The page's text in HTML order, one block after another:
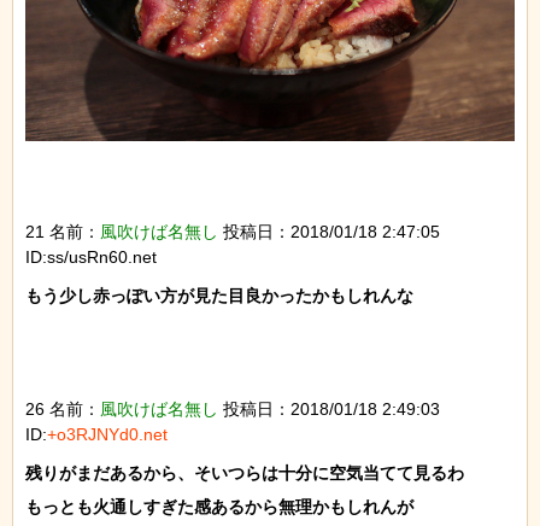
21 名前： 風吹けば名無し 投稿日：2018/01/18 2:47:05
ID:ss/usRn60.net
もう少し赤っぽい方が見た目良かったかもしれんな
26 名前： 風吹けば名無し 投稿日：2018/01/18 2:49:03
ID:+o3RJNYd0.net
残りがまだあるから、そいつらは十分に空気当てて見るわ
もっとも火通しすぎた感あるから無理かもしれんが